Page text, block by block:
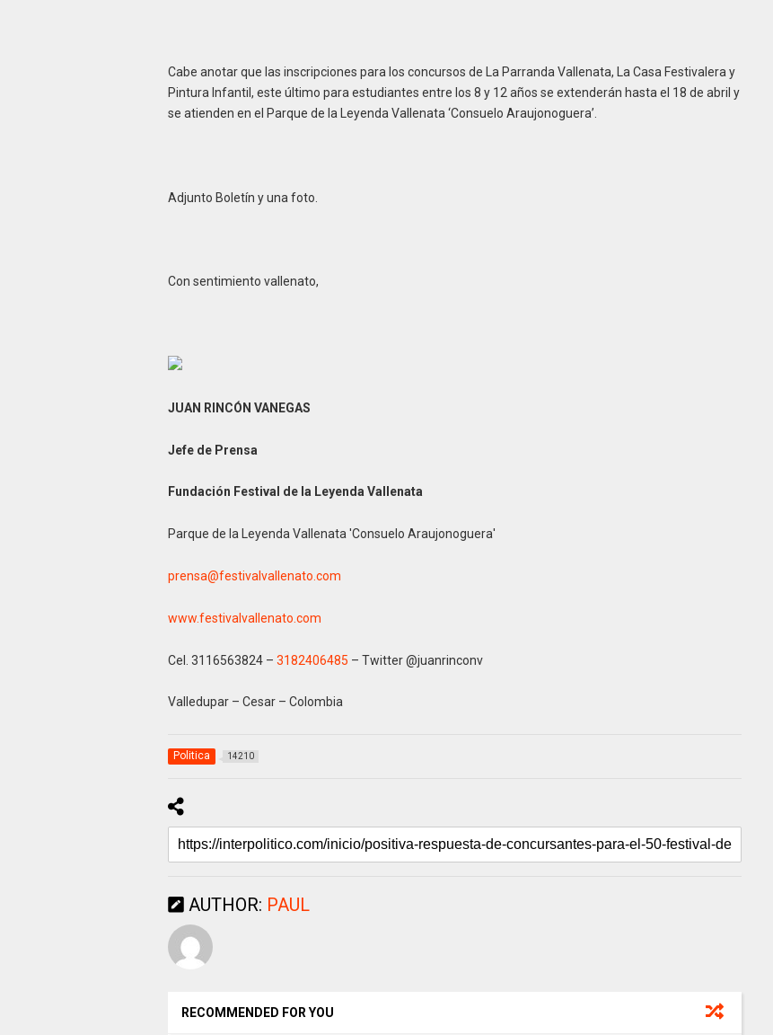
Cabe anotar que las inscripciones para los concursos de La Parranda Vallenata, La Casa Festivalera y
Pintura Infantil, este último para estudiantes entre los 8 y 12 años se extenderán hasta el 18 de abril y
se atienden en el Parque de la Leyenda Vallenata ‘Consuelo Araujonoguera’.
Adjunto Boletín y una foto.
Con sentimiento vallenato,
JUAN RINCÓN VANEGAS
Jefe de Prensa
Fundación Festival de la Leyenda Vallenata
Parque de la Leyenda Vallenata 'Consuelo Araujonoguera'
prensa@festivalvallenato.com
www.festivalvallenato.com
Cel. 3116563824 – 3182406485 – Twitter @juanrinconv
Valledupar – Cesar – Colombia
Politica 14210
AUTHOR: PAUL
RECOMMENDED FOR YOU